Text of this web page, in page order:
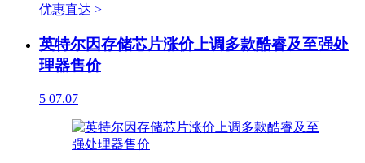
优惠直达 >
英特尔因存储芯片涨价上调多款酷睿及至强处
理器售价
5 07.07